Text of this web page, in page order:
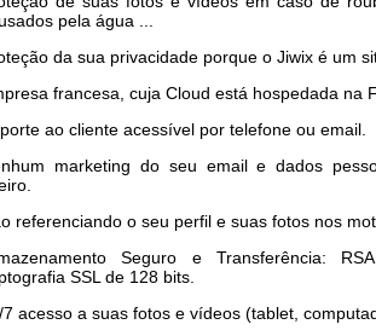
pela água ...
da sua privacidade porque o Jiwix é um
francesa, cuja Cloud está hospedada na
ao cliente acessível por telefone ou email.
marketing do seu email e dados
referenciando o seu perfil e suas fotos nos
Seguro e Transferência:
SSL de 128 bits.
7 acesso a suas fotos e vídeos (tablet,